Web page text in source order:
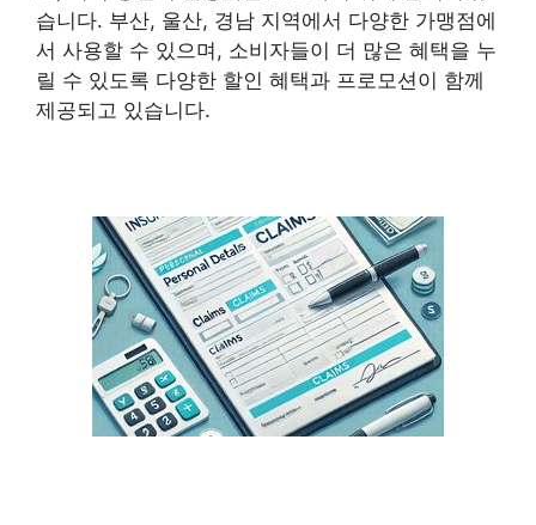
습니다. 부산, 울산, 경남 지역에서 다양한 가맹점에
서 사용할 수 있으며, 소비자들이 더 많은 혜택을 누
릴 수 있도록 다양한 할인 혜택과 프로모션이 함께
제공되고 있습니다.